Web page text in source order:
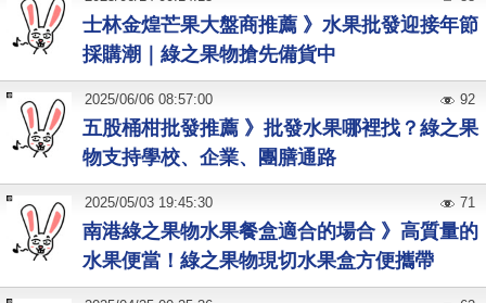
士林金煌芒果大盤商推薦 》水果批發迎接年節
採購潮｜綠之果物搶先備貨中
五股桶柑批發推薦 》批發水果哪裡找？綠之果
物支持學校、企業、團膳通路
2025/06/06 08:57:00 92
南港綠之果物水果餐盒適合的場合 》高質量的
水果便當！綠之果物現切水果盒方便攜帶
2025/05/03 19:45:30 71